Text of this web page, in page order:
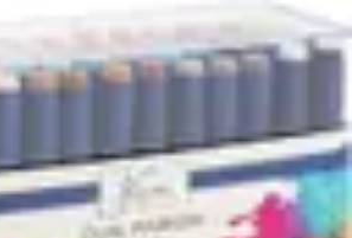
Comparatifs
Développement